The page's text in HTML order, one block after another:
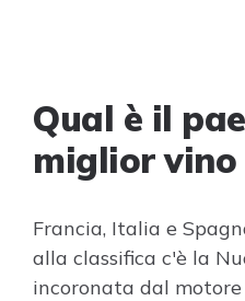
Qual è il
miglior vino
Francia, Italia e
alla classifica c'è la
incoronata dal